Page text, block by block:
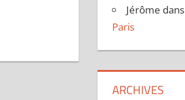
Jérôme dans
Paris
ARCHIVES